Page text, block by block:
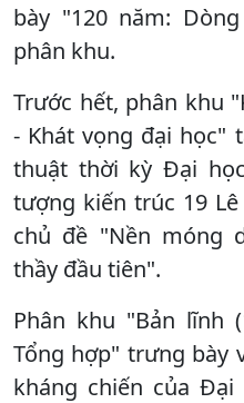
bày "120 năm:
phân khu.
Trước hết, phân khu
- Khát vọng đại học"
thuật thời kỳ Đại
tượng kiến trúc 19
chủ đề "Nền móng
thầy đầu tiên".
Phân khu "Bản lĩnh
Tổng hợp" trưng bày
kháng chiến của